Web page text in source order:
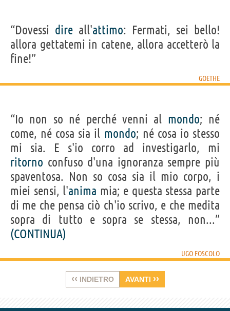
“Dovessi dire all'attimo: Fermati, sei bello!
allora gettatemi in catene, allora accetterò la
fine!”
GOETHE
“Io non so né perché venni al mondo; né
come, né cosa sia il mondo; né cosa io stesso
mi sia. E s'io corro ad investigarlo, mi
ritorno confuso d'una ignoranza sempre più
spaventosa. Non so cosa sia il mio corpo, i
miei sensi, l'anima mia; e questa stessa parte
di me che pensa ciò ch'io scrivo, e che medita
sopra di tutto e sopra se stessa, non...”
(CONTINUA)
UGO FOSCOLO
‹‹ INDIETRO AVANTI ››